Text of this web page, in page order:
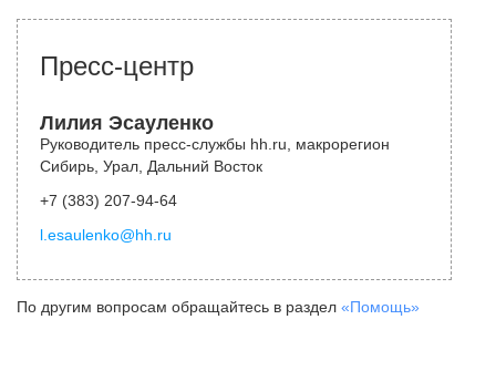
Пресс-центр
Лилия Эсауленко
Руководитель пресс-службы hh.ru, макрорегион
Сибирь, Урал, Дальний Восток
+7 (383) 207-94-64
l.esaulenko@hh.ru
По другим вопросам обращайтесь в раздел «Помощь»